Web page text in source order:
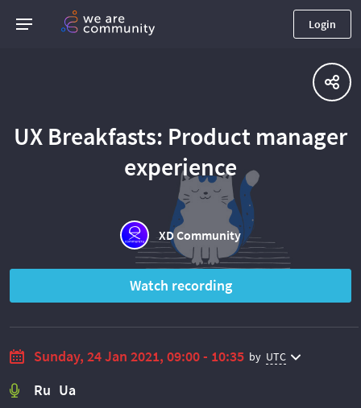
Login
UX Breakfasts: Product manager
experience
XD Community
Watch recording
Sunday, 24 Jan 2021, 09:00 - 10:35 by UTC
Ru Ua